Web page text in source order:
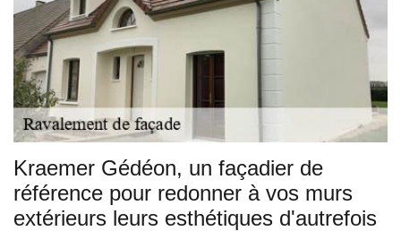
Kraemer Gédéon, un façadier de
référence pour redonner à vos murs
extérieurs leurs esthétiques d'autrefois